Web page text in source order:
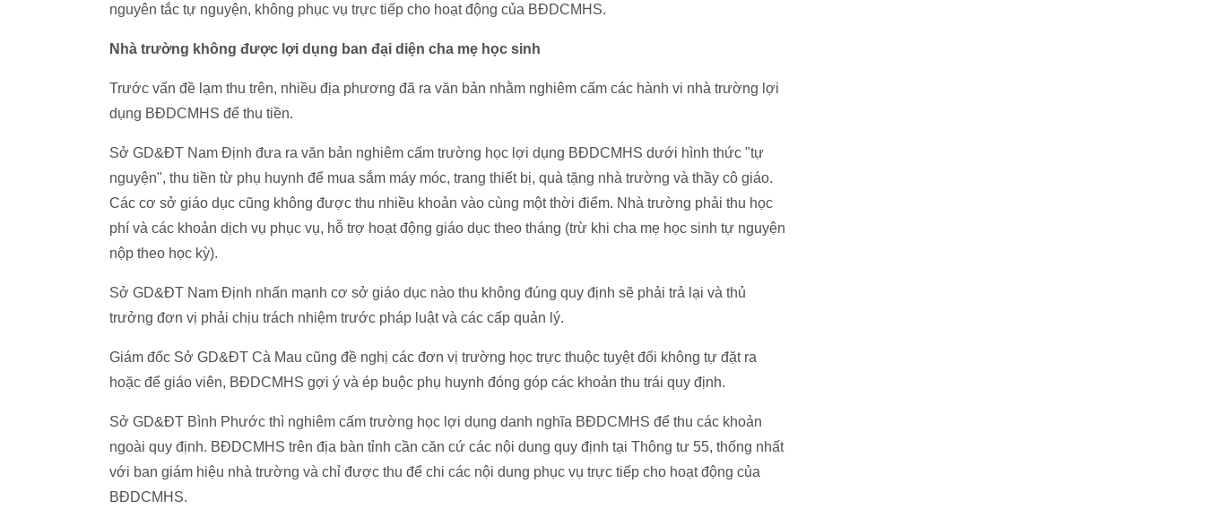
nguyên tắc tự nguyện, không phục vụ trực tiếp cho hoạt động của BĐDCMHS.
Nhà trường không được lợi dụng ban đại diện cha mẹ học sinh
Trước vấn đề lạm thu trên, nhiều địa phương đã ra văn bản nhằm nghiêm cấm các hành vi nhà trường lợi
dụng BĐDCMHS để thu tiền.
Sở GD&ĐT Nam Định đưa ra văn bản nghiêm cấm trường học lợi dụng BĐDCMHS dưới hình thức "tự
nguyện", thu tiền từ phụ huynh để mua sắm máy móc, trang thiết bị, quà tặng nhà trường và thầy cô giáo.
Các cơ sở giáo dục cũng không được thu nhiều khoản vào cùng một thời điểm. Nhà trường phải thu học
phí và các khoản dịch vụ phục vụ, hỗ trợ hoạt động giáo dục theo tháng (trừ khi cha mẹ học sinh tự nguyện
nộp theo học kỳ).
Sở GD&ĐT Nam Định nhấn mạnh cơ sở giáo dục nào thu không đúng quy định sẽ phải trả lại và thủ
trưởng đơn vị phải chịu trách nhiệm trước pháp luật và các cấp quản lý.
Giám đốc Sở GD&ĐT Cà Mau cũng đề nghị các đơn vị trường học trực thuộc tuyệt đối không tự đặt ra
hoặc để giáo viên, BĐDCMHS gợi ý và ép buộc phụ huynh đóng góp các khoản thu trái quy định.
Sở GD&ĐT Bình Phước thì nghiêm cấm trường học lợi dụng danh nghĩa BĐDCMHS để thu các khoản
ngoài quy định. BĐDCMHS trên địa bàn tỉnh cần căn cứ các nội dung quy định tại Thông tư 55, thống nhất
với ban giám hiệu nhà trường và chỉ được thu để chi các nội dung phục vụ trực tiếp cho hoạt động của
BĐDCMHS.